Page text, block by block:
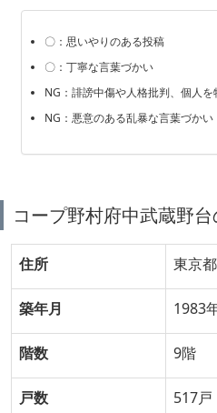
〇：思いやりのある投稿
〇：丁寧な言葉づかい
NG：誹謗中傷や人格批判、個人
NG：悪意のある乱暴な言葉づかい
コープ野村府中武蔵野
住所 東京
築年月 1983
階数 9階
戸数 517戸